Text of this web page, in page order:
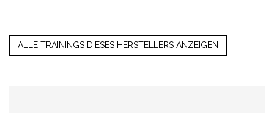
ALLE TRAININGS DIESES HERSTELLERS ANZEIGEN